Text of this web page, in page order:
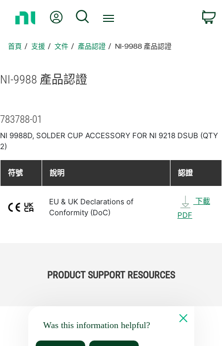
頁
我的帳號 搜尋
首頁 支援 文件 產品認證 NI-9988 產品認證
NI-9988 產品認證
783788-01
NI 9988D, SOLDER CUP ACCESSORY FOR NI 9218 DSUB (QTY
2)
符號 說明 認證
EU & UK Declarations of
Conformity (DoC)
下載
PDF
PRODUCT SUPPORT RESOURCES
Was this information helpful?